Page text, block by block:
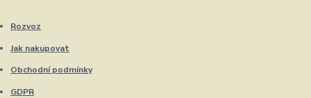
Rozvoz
Jak nakupovat
Obchodní podmínky
GDPR